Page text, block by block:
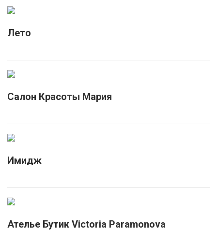
Лето
Салон Красоты Мария
Имидж
Ателье Бутик Victoria Paramonova